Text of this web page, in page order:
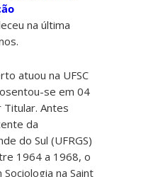
na última
atuou na UFSC
se em 04
Antes
da
do Sul (UFRGS)
1964 a 1968, o
na Saint